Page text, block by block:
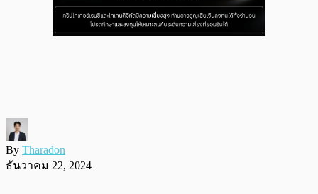
By Tharadon
ธันวาคม 22, 2024